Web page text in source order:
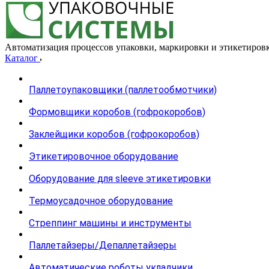
Автоматизация процессов упаковки, маркировки и
Каталог
Паллетоупаковщики (паллетообмотчики)
Формовщики коробов (гофрокоробов)
Заклейщики коробов (гофрокоробов)
Этикетировочное оборудование
Оборудование для sleeve этикетировки
Термоусадочное оборудование
Стреппинг машины и инструменты
Паллетайзеры/Депаллетайзеры